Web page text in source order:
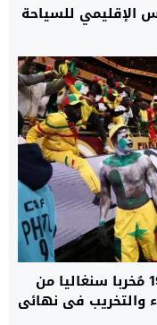
الإقليمي للسياحة
تهم جنائية ثقيلة قد توجه إلى 19 مُخربا سنغاليا من
والتخريب في نهائي